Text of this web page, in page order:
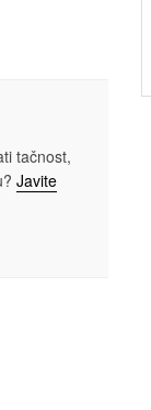
tačnost,
Javite